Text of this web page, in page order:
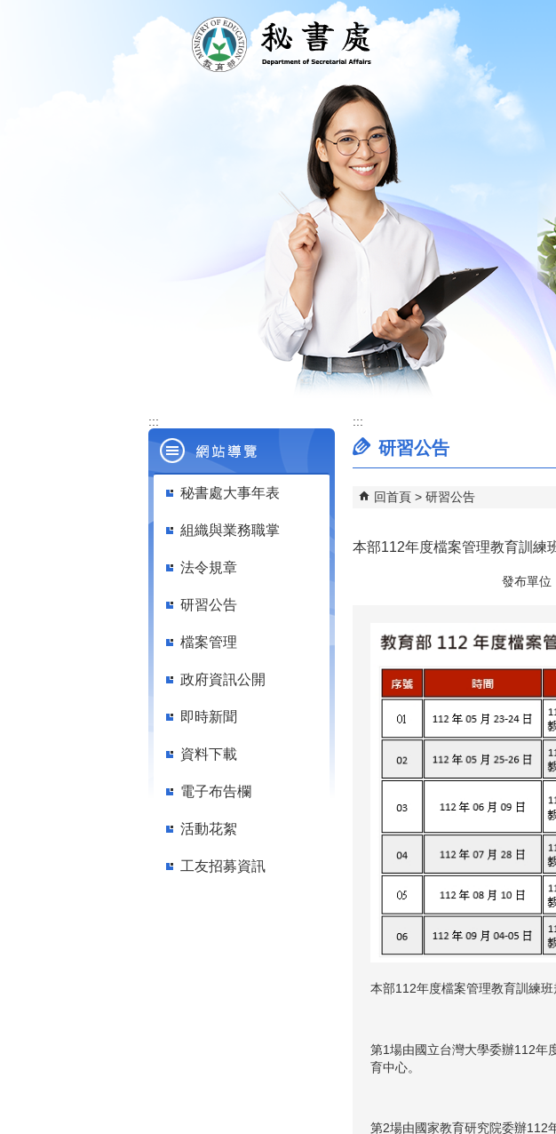
:::
秘書處大事年表
組織與業務職掌
法令規章
研習公告
檔案管理
政府資訊公開
即時新聞
資料下載
電子布告欄
活動花絮
工友招募資訊
:::
研習公告
回首頁 研習公告
本部112年度檔案管理教育訓練
發布單位
本部112年度檔案管理教育訓練班
第1場由國立台灣大學委辦112年
育中心。
第2場由國家教育研究院委辦112